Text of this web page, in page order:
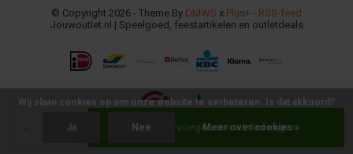
+ Toevoegen aan winkelwagen
© Copyright 2026 - Theme By DMWS x Plus+ - RSS-feed
Jouwoutlet.nl | Speelgoed, feestartikelen en outletdeals
Wij slaan cookies op om onze website te verbeteren. Is dat akkoord?
Ja Nee Meer over cookies »